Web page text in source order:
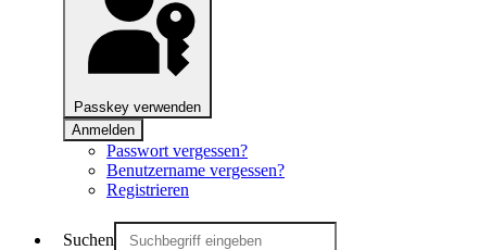
Passkey verwenden
Anmelden
Passwort vergessen?
Benutzername vergessen?
Registrieren
Suchen